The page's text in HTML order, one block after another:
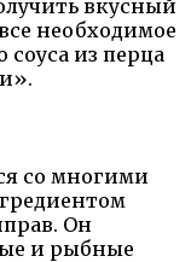
вкусный
необходимое
из перца
со многими
Он
и рыбные